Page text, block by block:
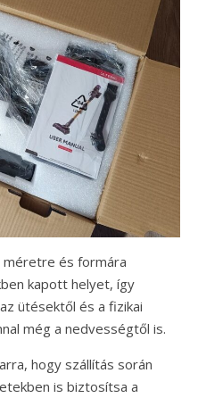
méretre és formára
kapott helyet, így
ütésektől és a fizikai
még a nedvességtől is.
hogy szállítás során
is biztosítsa a